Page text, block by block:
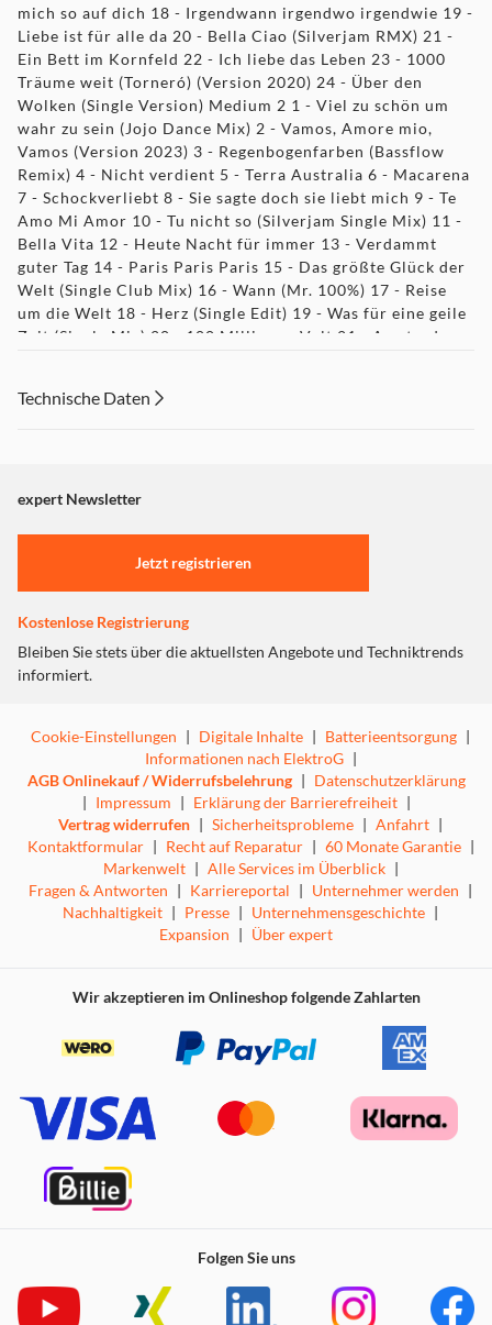
mich so auf dich 18 - Irgendwann irgendwo irgendwie 19 -
Liebe ist für alle da 20 - Bella Ciao (Silverjam RMX) 21 -
Ein Bett im Kornfeld 22 - Ich liebe das Leben 23 - 1000
Träume weit (Torneró) (Version 2020) 24 - Über den
Wolken (Single Version) Medium 2 1 - Viel zu schön um
wahr zu sein (Jojo Dance Mix) 2 - Vamos, Amore mio,
Vamos (Version 2023) 3 - Regenbogenfarben (Bassflow
Remix) 4 - Nicht verdient 5 - Terra Australia 6 - Macarena
7 - Schockverliebt 8 - Sie sagte doch sie liebt mich 9 - Te
Amo Mi Amor 10 - Tu nicht so (Silverjam Single Mix) 11 -
Bella Vita 12 - Heute Nacht für immer 13 - Verdammt
guter Tag 14 - Paris Paris Paris 15 - Das größte Glück der
Welt (Single Club Mix) 16 - Wann (Mr. 100%) 17 - Reise
um die Welt 18 - Herz (Single Edit) 19 - Was für eine geile
Zeit (Single Mix) 20 - 100 Millionen Volt 21 - Amsterdam
Technische Daten
expert Newsletter
Jetzt registrieren
Kostenlose Registrierung
Bleiben Sie stets über die aktuellsten Angebote und Techniktrends
informiert.
Cookie-Einstellungen | Digitale Inhalte | Batterieentsorgung |
Informationen nach ElektroG |
AGB Onlinekauf / Widerrufsbelehrung | Datenschutzerklärung
| Impressum | Erklärung der Barrierefreiheit |
Vertrag widerrufen | Sicherheitsprobleme | Anfahrt |
Kontaktformular | Recht auf Reparatur | 60 Monate Garantie |
Markenwelt | Alle Services im Überblick |
Fragen & Antworten | Karriereportal | Unternehmer werden |
Nachhaltigkeit | Presse | Unternehmensgeschichte |
Expansion | Über expert
Wir akzeptieren im Onlineshop folgende Zahlarten
Folgen Sie uns